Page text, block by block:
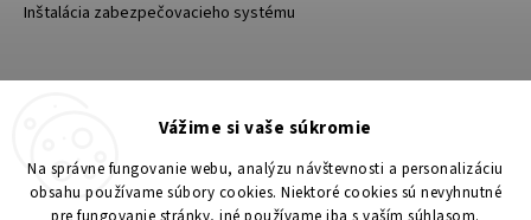
Vážime si vaše súkromie
Na správne fungovanie webu, analýzu návštevnosti a personalizáciu
obsahu používame súbory cookies. Niektoré cookies sú nevyhnutné
Inštalácia zabezpečovacieho systému